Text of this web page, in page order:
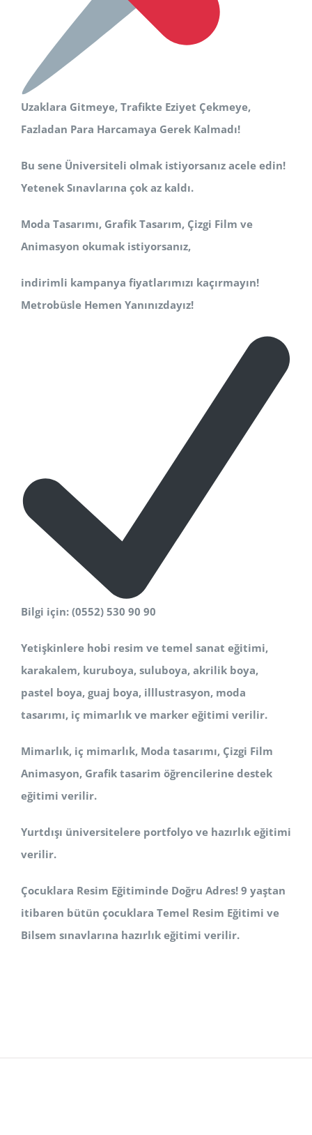
Uzaklara Gitmeye, Trafikte Eziyet Çekmeye,
Fazladan Para Harcamaya Gerek Kalmadı!
Bu sene Üniversiteli olmak istiyorsanız acele edin!
Yetenek Sınavlarına çok az kaldı.
Moda Tasarımı, Grafik Tasarım, Çizgi Film ve
Animasyon okumak istiyorsanız,
indirimli kampanya fiyatlarımızı kaçırmayın!
Metrobüsle Hemen Yanınızdayız!
Bilgi için: (0552) 530 90 90
Yetişkinlere hobi resim ve temel sanat eğitimi,
karakalem, kuruboya, suluboya, akrilik boya,
pastel boya, guaj boya, illlustrasyon, moda
tasarımı, iç mimarlık ve marker eğitimi verilir.
Mimarlık, iç mimarlık, Moda tasarımı, Çizgi Film
Animasyon, Grafik tasarim öğrencilerine destek
eğitimi verilir.
Yurtdışı üniversitelere portfolyo ve hazırlık eğitimi
verilir.
Çocuklara Resim Eğitiminde Doğru Adres! 9 yaştan
itibaren bütün çocuklara Temel Resim Eğitimi ve
Bilsem sınavlarına hazırlık eğitimi verilir.